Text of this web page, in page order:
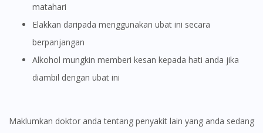
To serve you better, would you like to head over to
DoctorOnCall Singapore?
Continue to DoctorOnCall Singapore
No, please do not redirect me
matahari
Elakkan daripada menggunakan ubat ini secara
berpanjangan
Alkohol mungkin memberi kesan kepada hati anda jika
diambil dengan ubat ini
Maklumkan doktor anda tentang penyakit lain yang anda sedang